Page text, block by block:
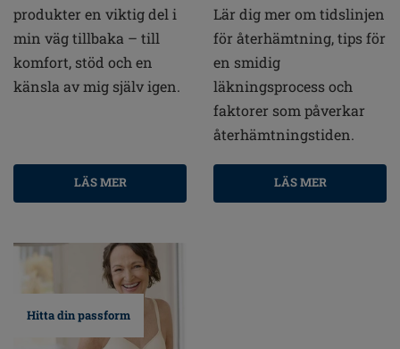
produkter en viktig del i
min väg tillbaka – till
komfort, stöd och en
känsla av mig själv igen.
LÄS MER
Lär dig mer om tidslinjen
för återhämtning, tips för
en smidig
läkningsprocess och
faktorer som påverkar
återhämtningstiden.
LÄS MER
Hitta din passform